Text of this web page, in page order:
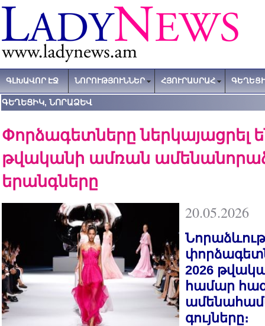
ԳԼԽԱՎՈՐ ԷՋ ՆՈՐՈՒԹՅՈՒՆՆԵՐ ՀՅՈՒՐԱՍՐԱՀ
ԳԵՂԵՑԻԿ, ՆՈՐԱՁԵՎ
Փորձագետները ներկայացրել
թվականի ամռան
երանգները
20.05.2026
2026
համար
գույները։